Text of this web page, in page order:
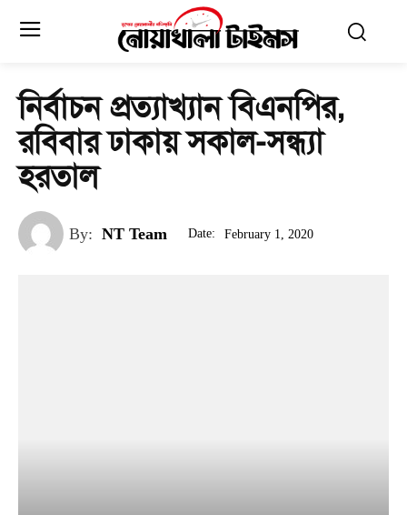
নির্বাচন প্রত্যাখ্যান বিএনপির,
রবিবার ঢাকায় সকাল-সন্ধ্যা
হরতাল
By: NT Team Date: February 1, 2020